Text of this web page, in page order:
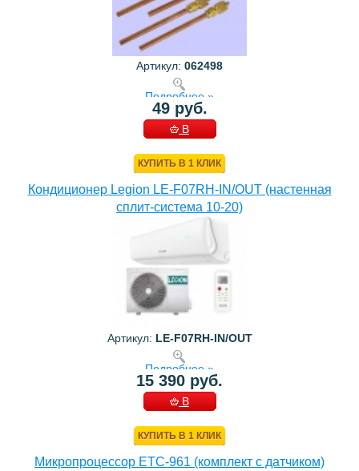
Артикул: 062498
Подробнее »
49 руб.
В
КУПИТЬ В 1 КЛИК
Кондиционер Legion LE-F07RH-IN/OUT (настенная
сплит-система 10-20)
Артикул: LE-F07RH-IN/OUT
Подробнее »
15 390 руб.
В
КУПИТЬ В 1 КЛИК
Микропроцессор ETC-961 (комплект c датчиком)